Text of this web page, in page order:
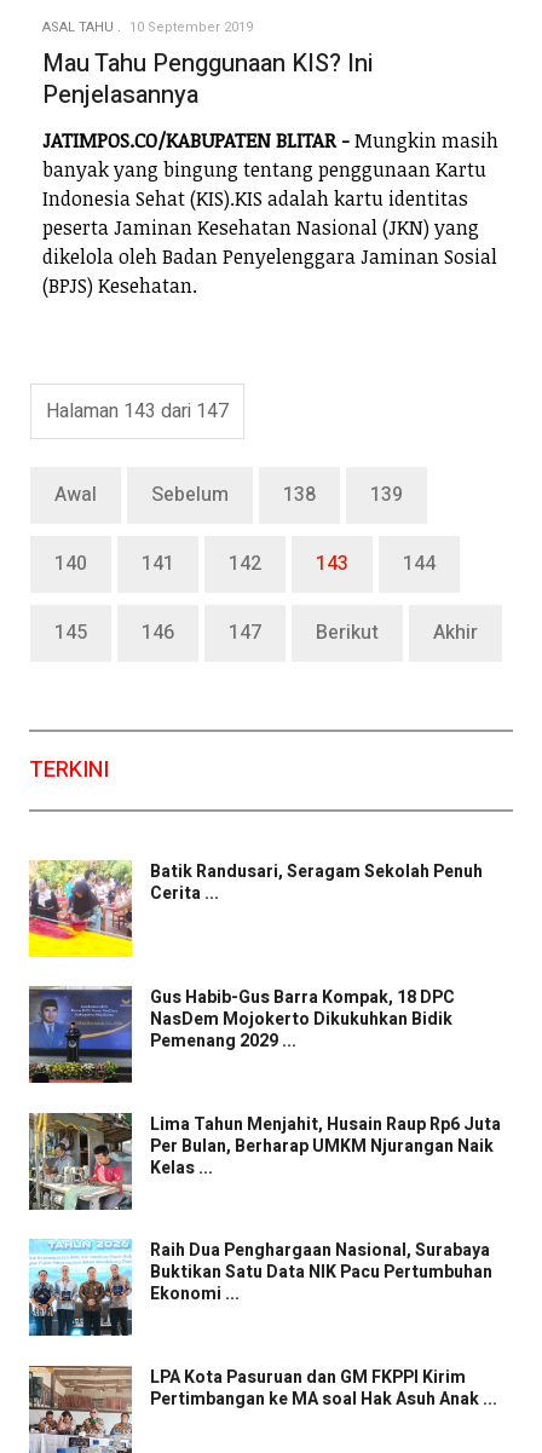
ASAL TAHU 10 September 2019
Mau Tahu Penggunaan KIS? Ini
Penjelasannya
JATIMPOS.CO/KABUPATEN BLITAR -Mungkin masih
banyak yang bingung tentang penggunaan Kartu
Indonesia Sehat (KIS).KIS adalah kartu identitas
peserta Jaminan Kesehatan Nasional (JKN) yang
dikelola oleh Badan Penyelenggara Jaminan Sosial
(BPJS) Kesehatan.
Halaman 143 dari 147
Awal Sebelum 138 139
140 141 142 143 144
145 146 147 Berikut Akhir
TERKINI
Batik Randusari, Seragam Sekolah Penuh
Cerita ...
Gus Habib-Gus Barra Kompak, 18 DPC
NasDem Mojokerto Dikukuhkan Bidik
Pemenang 2029 ...
Lima Tahun Menjahit, Husain Raup Rp6 Juta
Per Bulan, Berharap UMKM Njurangan Naik
Kelas ...
Raih Dua Penghargaan Nasional, Surabaya
Buktikan Satu Data NIK Pacu Pertumbuhan
Ekonomi ...
LPA Kota Pasuruan dan GM FKPPI Kirim
Pertimbangan ke MA soal Hak Asuh Anak ...